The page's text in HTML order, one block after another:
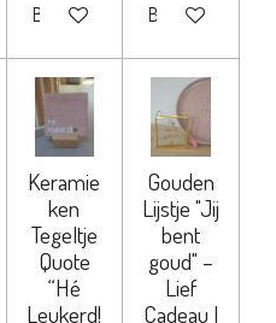
Bekijk details Bekijk details
Keramie
ken
Tegeltje
Quote
“Hé
Leukerd!
Gouden
Lijstje "Jij
bent
goud" –
Lief
Cadeau |